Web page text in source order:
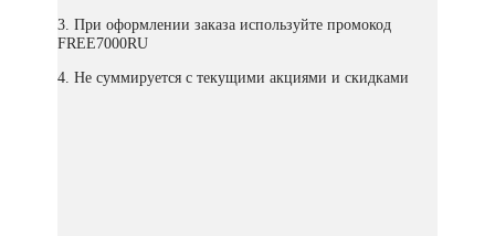
3. При оформлении заказа используйте промокод
FREE7000RU
4. Не суммируется с текущими акциями и скидками